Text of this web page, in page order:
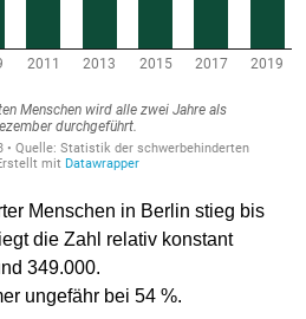
Menschen in Berlin stieg bis
die Zahl relativ konstant
349.000.
ungefähr bei 54 %.